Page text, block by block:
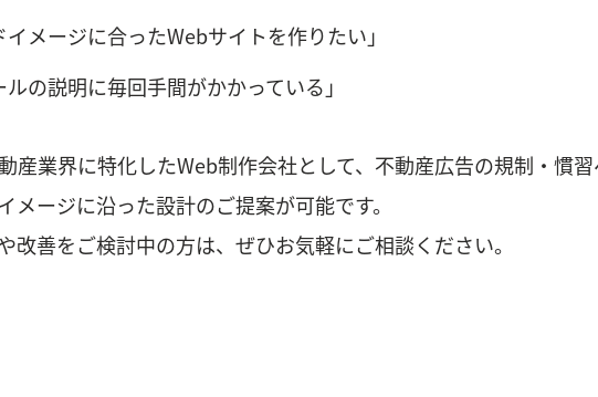
イメージに合ったWebサイトを作りたい」
ルの説明に毎回手間がかかっている」
産業界に特化したWeb制作会社として、不動産広告の規制・慣
メージに沿った設計のご提案が可能です。
改善をご検討中の方は、ぜひお気軽にご相談ください。